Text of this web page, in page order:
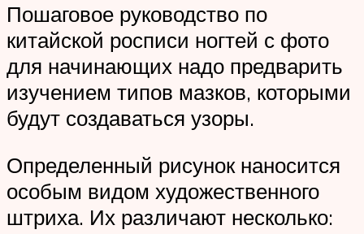
Пошаговое руководство по
китайской росписи ногтей с фото
для начинающих надо предварить
изучением типов мазков, которыми
будут создаваться узоры.
Определенный рисунок наносится
особым видом художественного
штриха. Их различают несколько: